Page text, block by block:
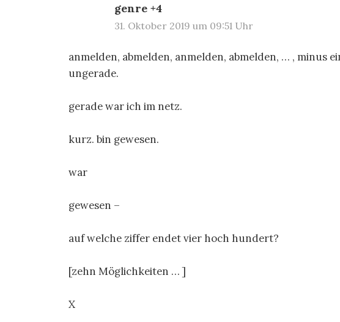
genre +4
31. Oktober 2019 um 09:51 Uhr
anmelden, abmelden, anmelden, abmelden, … , minus
ungerade.
gerade war ich im netz.
kurz. bin gewesen.
war
gewesen –
auf welche ziffer endet vier hoch hundert?
[zehn Möglichkeiten … ]
X